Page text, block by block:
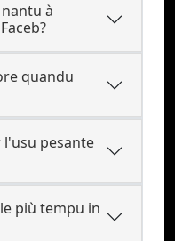
à
quandu
l'usu pesante
più tempu in